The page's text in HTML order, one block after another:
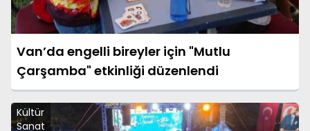
Van’da engelli bireyler için "Mutlu
Çarşamba" etkinliği düzenlendi
Kültür
Sanat